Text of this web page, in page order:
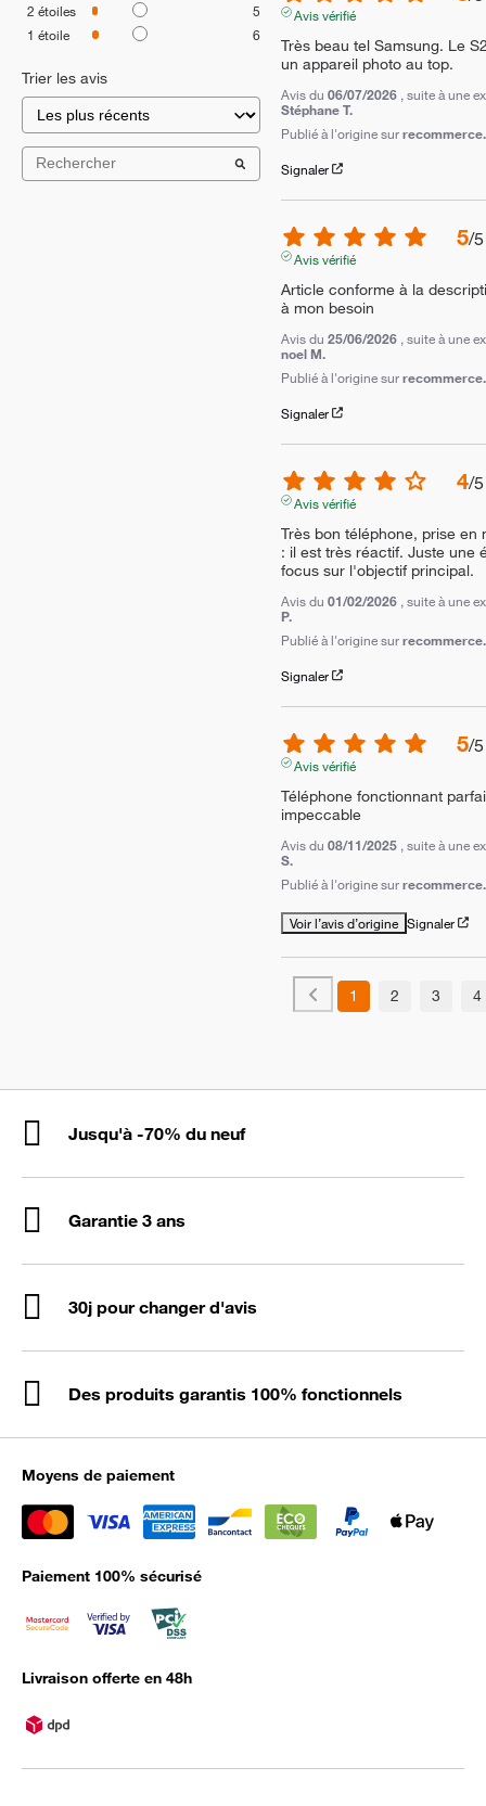
2 étoiles
5
1 étoile 6
Trier les avis
Avis vérifié
Très beau tel Samsung. Le
un appareil photo au top.
Avis du 06/07/2026 , suite à une
Stéphane T.
Publié à l'origine sur
Signaler
5/5
Avis vérifié
Article conforme à la
à mon besoin
Avis du 25/06/2026 , suite à une
noel M.
Publié à l'origine sur
Signaler
4/5
Avis vérifié
Très bon téléphone, prise
: il est très réactif. Juste une
focus sur l'objectif principal.
Avis du 01/02/2026 , suite à une
P.
Publié à l'origine sur
Signaler
5/5
Avis vérifié
Téléphone fonctionnant
impeccable
Avis du 08/11/2025 , suite à une
S.
Publié à l'origine sur
Voir l’avis d’origine Signaler
1 2 3 4
Jusqu'à -70% du neuf
Garantie 3 ans
30j pour changer d'avis
Des produits garantis 100% fonctionnels
Moyens de paiement
Paiement 100% sécurisé
Livraison offerte en 48h